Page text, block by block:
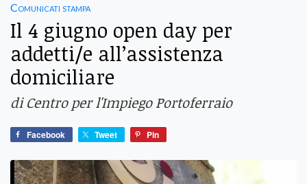
Comunicati stampa
Il 4 giugno open day per
addetti/e all’assistenza
domiciliare
di Centro per l'Impiego Portoferraio
Facebook Tweet Pin